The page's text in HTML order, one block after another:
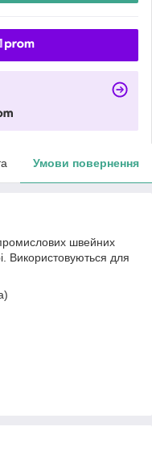
Умови повернення
швейних
Використовуються для